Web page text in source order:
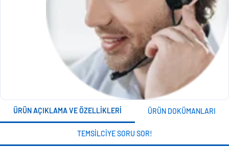
ÜRÜN AÇIKLAMA VE ÖZELLIKLERI ÜRÜN DOKÜMANLARI
TEMSILCIYE SORU SOR!